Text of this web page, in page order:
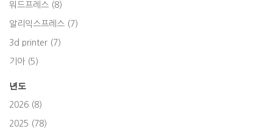
워드프레스 (8)
알리익스프레스 (7)
3d printer (7)
기아 (5)
년도
2026 (8)
2025 (78)